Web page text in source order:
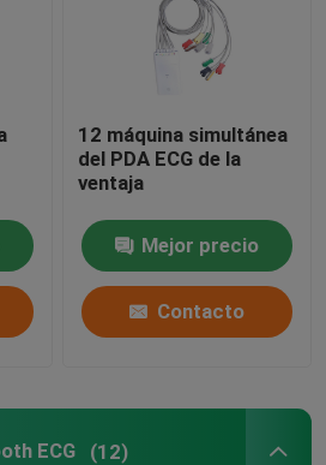
de ECG
de ECG
12 máquina simultánea
del PDA ECG de la
ventaja
Mejor precio
Contacto
ECG (12)